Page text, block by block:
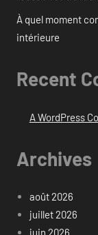
À quel moment
intérieure
Recent
A WordPress
Archives
août 2026
juillet 2026
juin 2026